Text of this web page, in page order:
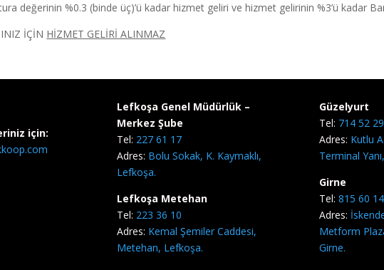
değerinin %0.3 (binde üç)’ü kadar hizmet geliri ve hizmet gelirinin %3’ü kadar
İÇİN HİZMET GELİRİ ALINMAZ
için:
Lefkoşa Genel Müdürlük –
Merkez Şube
Tel: 227 61 17
Adres: Bolu Sokak, K. Kaymaklı,
Lefkoşa.
Lefkoşa Metehan
Tel: 223 36 10
Adres: Kemal Şemiler Caddesi,
Metehan, Lefkoşa.
Güzelyurt
Tel: 714 52 29
Adres: Kutlu
Terminal
Girne
Tel: 815 60 14
Adres:
Metform
Girne.